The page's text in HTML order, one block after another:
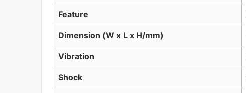
Feature
Dimension (W x L x H/mm)
Vibration
Shock